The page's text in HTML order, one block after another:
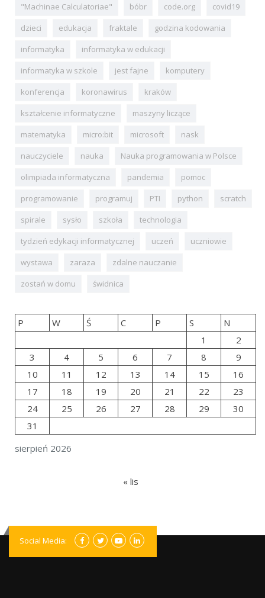
"Machinae Calculatoriae" bóbr code.org
covid19
dzieci
edukacja fraktale
godzina kodowania
informatyka
informatyka w edukacji
informatyka w szkole
jest fajne
komputery
konferencja
koronawirus
kraków
kształcenie informatyczne
maszyny liczące
matematyka
micro:bit microsoft
nask
nauczyciele
nauka
Nauka programowania w Polsce
olimpiada informatyczna
pandemia
pomoc
programowanie
programuj PTI python
scratch
spirale
sysło szkoła
technologia
tydzień edykacji informatycznej
uczeń
uczniowie
wystawa
zaraza
zdalne nauczanie
zostań w domu
świdnica
sierpień 2026
P W Ś C P S
N
1
2
3
4 5 6 7 8
9
10
11 12 13 14 15
16
17
18 19 20 21 22
23
24
25 26 27 28 29
30
31
« lis
Social Media: